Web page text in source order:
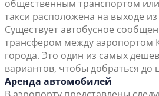
общественным транспортом или
такси расположена на выходе
Существует автобусное
трансфером между аэропортом
города. Это один из самых
вариантов, чтобы добраться до
Аренда автомобилей